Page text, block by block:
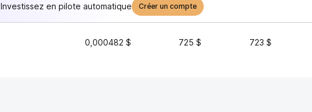
Investissez en pilote automatique Créer un compte
0,000482 $ 725 $ 723 $